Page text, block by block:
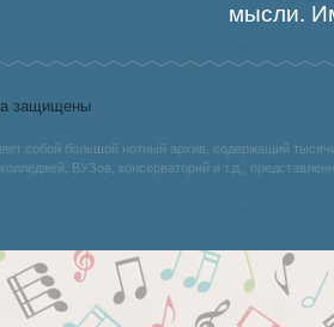
мысли.
защищены
собой большой нотный архив, содержащий
ВУЗов, консерваторий и т.д.,